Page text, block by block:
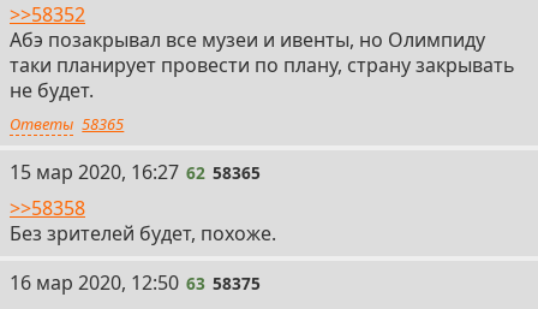
>>58352
Абэ позакрывал все музеи и ивенты, но Олимпиду
таки планирует провести по плану, страну закрывать
не будет.
Ответы 58365
62
15 мар 2020, 16:27 62 58365
>>58358
Без зрителей будет, похоже.
63
16 мар 2020, 12:50 63 58375